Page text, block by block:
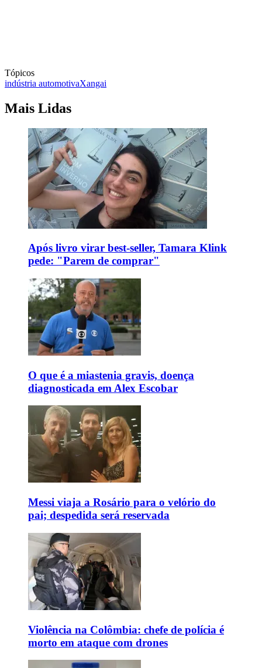
Tópicos
indústria automotivaXangai
Mais Lidas
Após livro virar best-seller, Tamara Klink
pede: "Parem de comprar"
O que é a miastenia gravis, doença
diagnosticada em Alex Escobar
Messi viaja a Rosário para o velório do
pai; despedida será reservada
Violência na Colômbia: chefe de polícia é
morto em ataque com drones